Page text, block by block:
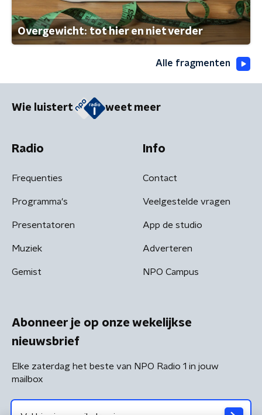
Overgewicht: tot hier en niet verder
Alle fragmenten
Wie luistert weet meer
Radio
Frequenties
Programma's
Presentatoren
Muziek
Gemist
Info
Contact
Veelgestelde vragen
App de studio
Adverteren
NPO Campus
Abonneer je op onze wekelijkse
nieuwsbrief
Elke zaterdag het beste van NPO Radio 1 in jouw
mailbox